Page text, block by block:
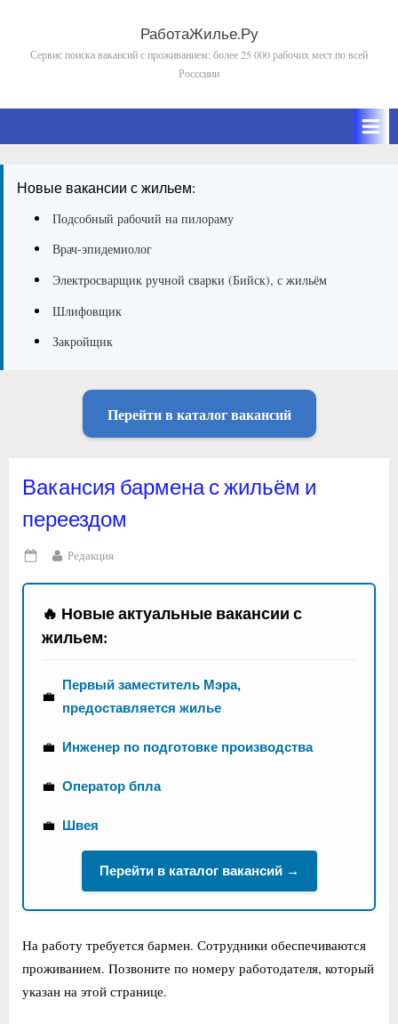
content
РаботаЖилье.Ру
Сервис поиска вакансий с проживанием: более 25 000 рабочих мест по всей
Росссиии
Новые вакансии с жильем:
Подсобный рабочий на пилораму
Врач-эпидемиолог
Электросварщик ручной сварки (Бийск), с жильём
Шлифовщик
Закройщик
Перейти в каталог вакансий
Вакансия бармена с жильём и
переездом
Posted
on
By
Редакция
🔥 Новые актуальные вакансии с
жильем:
💼
Первый заместитель Мэра,
предоставляется жилье
💼 Инженер по подготовке производства
💼 Оператор бпла
💼 Швея
Перейти в каталог вакансий →
На работу требуется бармен. Сотрудники обеспечиваются
проживанием. Позвоните по номеру работодателя, который
указан на этой странице.